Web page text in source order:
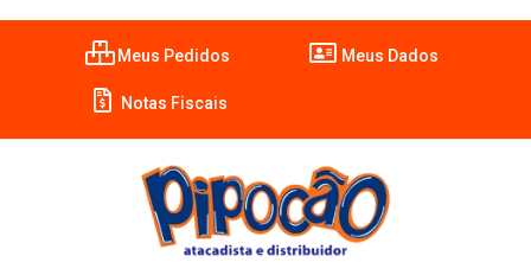
Meus Pedidos Meus Dados
Notas Fiscais